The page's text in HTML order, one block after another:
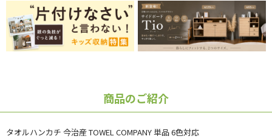
商品のご紹介
タオルハンカチ 今治産 TOWEL COMPANY 単品 6色対応